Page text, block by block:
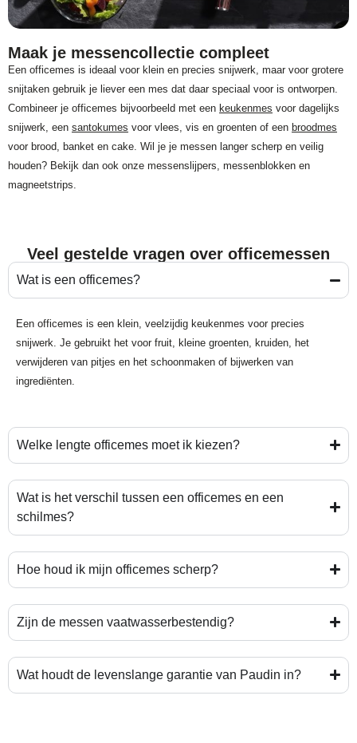
Maak je messencollectie compleet
Een officemes is ideaal voor klein en precies snijwerk, maar voor grotere
snijtaken gebruik je liever een mes dat daar speciaal voor is ontworpen.
Combineer je officemes bijvoorbeeld met een keukenmes voor dagelijks
snijwerk, een santokumes voor vlees, vis en groenten of een broodmes
voor brood, banket en cake. Wil je je messen langer scherp en veilig
houden? Bekijk dan ook onze messenslijpers, messenblokken en
magneetstrips.
Veel gestelde vragen over officemessen
Wat is een officemes?
Een officemes is een klein, veelzijdig keukenmes voor precies
snijwerk. Je gebruikt het voor fruit, kleine groenten, kruiden, het
verwijderen van pitjes en het schoonmaken of bijwerken van
ingrediënten.
Welke lengte officemes moet ik kiezen?
Wat is het verschil tussen een officemes en een
schilmes?
Hoe houd ik mijn officemes scherp?
Zijn de messen vaatwasserbestendig?
Wat houdt de levenslange garantie van Paudin in?